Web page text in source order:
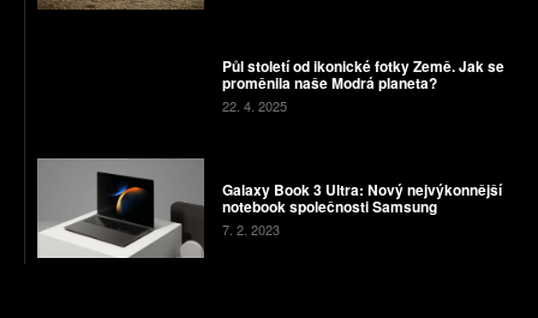
Půl století od ikonické fotky Země. Jak se
proměnila naše Modrá planeta?
22. 4. 2025
Galaxy Book 3 Ultra: Nový nejvýkonnější
notebook společnosti Samsung
7. 2. 2023